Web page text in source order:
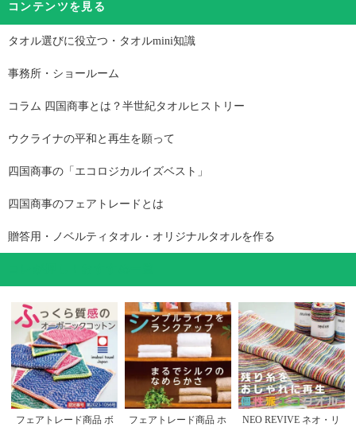
コンテンツを見る
タオル選びに役立つ・タオルmini知識
事務所・ショールーム
コラム 四国商事とは？半世紀タオルヒストリー
ウクライナの平和と再生を願って
四国商事の「エコロジカルイズベスト」
四国商事のフェアトレードとは
贈答用・ノベルティタオル・オリジナルタオルを作る
フェアトレード商品 ボ
フェアトレード商品 ホ
NEO REVIVE ネオ・リ